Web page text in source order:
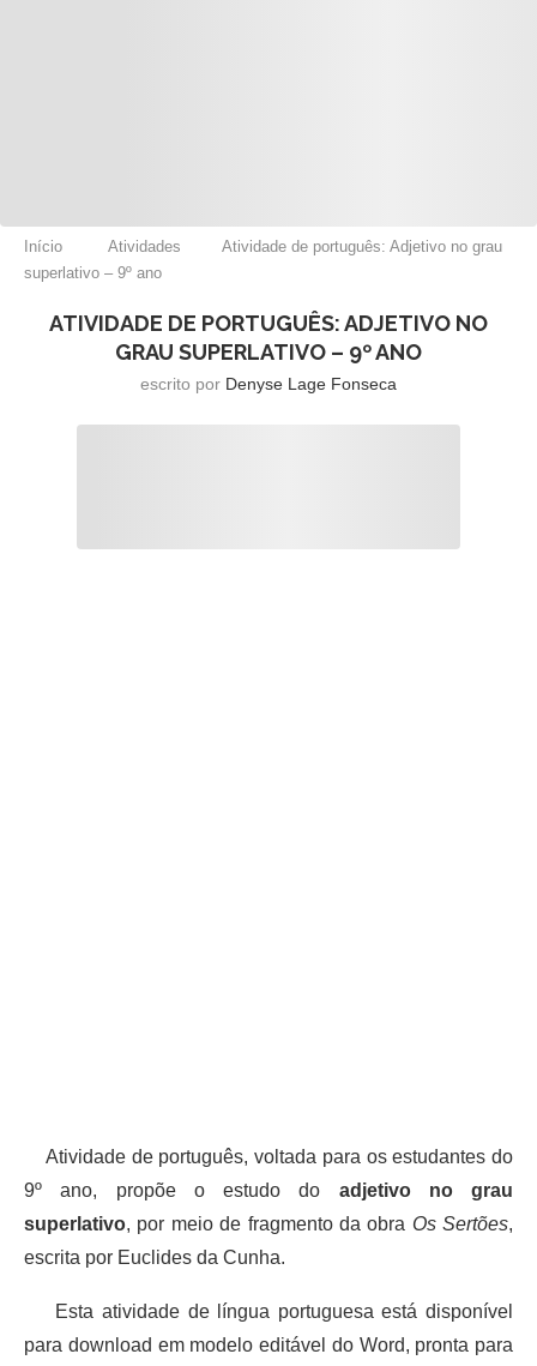
Início Atividades
Atividade de português: Adjetivo no grau
superlativo – 9º ano
ATIVIDADE DE PORTUGUÊS: ADJETIVO NO
GRAU SUPERLATIVO – 9º ANO
escrito por Denyse Lage Fonseca
Atividade de português, voltada para os estudantes do
9º ano, propõe o estudo do adjetivo no grau
superlativo, por meio de fragmento da obra Os Sertões,
escrita por Euclides da Cunha.
Esta atividade de língua portuguesa está disponível
para download em modelo editável do Word, pronta para